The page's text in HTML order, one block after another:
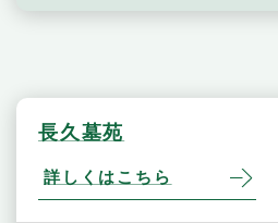
長久墓苑
詳しくはこちら